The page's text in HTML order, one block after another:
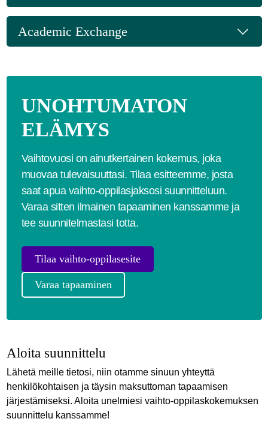
Academic Exchange
UNOHTUMATON
ELÄMYS
Vaihtovuosi on ainutkertainen kokemus, joka
muovaa tulevaisuuttasi. Tilaa esitteemme, josta
saat apua vaihto-oppilasjaksosi suunnitteluun.
Varaa sitten ilmainen tapaaminen kanssamme ja
tee suunnitelmastasi totta.
Tilaa vaihto-oppilasesite
Varaa tapaaminen
Aloita suunnittelu
Lähetä meille tietosi, niin otamme sinuun yhteyttä
henkilökohtaisen ja täysin maksuttoman tapaamisen
järjestämiseksi. Aloita unelmiesi vaihto-oppilaskokemuksen
suunnittelu kanssamme!